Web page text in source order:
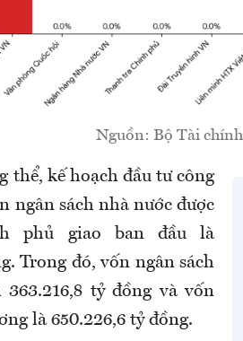
Nguồn: Bộ Tài chính
thể, kế hoạch đầu tư công
ngân sách nhà nước được
phủ giao ban đầulà
.Trong đó, vốn ngân sách
tỷ đồng và vốn
là 650.226,6 tỷ đồng.